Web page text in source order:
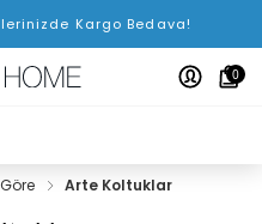
Kargo Bedava!
0
Arte Koltuklar